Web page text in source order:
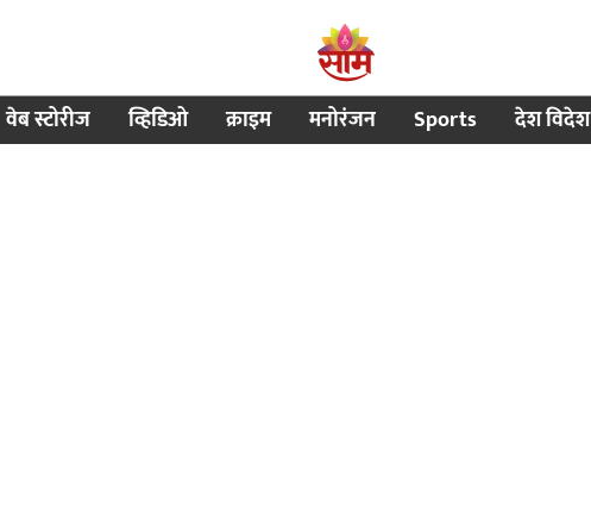
वेब स्टोरीज व्हिडिओ क्राइम मनोरंजन Sports देश विदेश